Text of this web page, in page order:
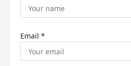
Email *